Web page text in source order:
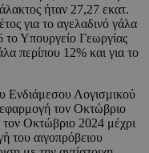
ήταν 27,27 εκατ.
για το αγελαδινό γάλα
το Υπουργείο Γεωργίας
περίπου 12% και για το
Ενδιάμεσου Λογισμικού
τον Οκτώβριο
Οκτώβριο 2024 μέχρι
του αιγοπρόβειου